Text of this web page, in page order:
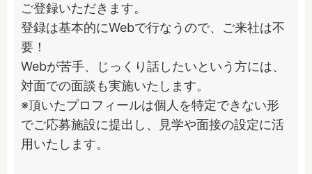
ご登録いただきます。
登録は基本的にWebで行なうので、ご来社は不
要！
Webが苦手、じっくり話したいという方には、
対面での面談も実施いたします。
※頂いたプロフィールは個人を特定できない形
でご応募施設に提出し、見学や面接の設定に活
用いたします。